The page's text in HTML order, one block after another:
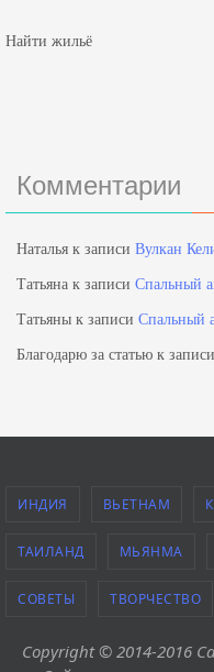
Найти жильё
Комментарии
Наталья к записи Вулкан
Татьяна к записи Спальный
Татьяны к записи Спальный
Благодарю за статью к записи
ИНДИЯ ВЬЕТНАМ
ТАИЛАНД МЬЯНМА
СОВЕТЫ ТВОРЧЕСТВО
Copyright © 2014-2016